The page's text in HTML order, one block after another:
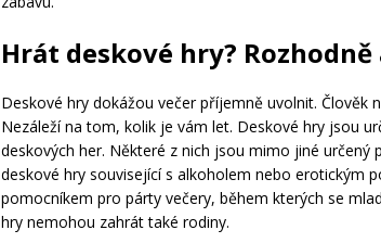
Hrát deskové hry? Rozhodně
Deskové hry dokážou večer příjemně uvolnit. Člověk
Nezáleží na tom, kolik je vám let. Deskové hry jsou
deskových her. Některé z nich jsou mimo jiné
deskové hry související s alkoholem nebo erotickým
pomocníkem pro párty večery, během kterých se
hry nemohou zahrát také rodiny.